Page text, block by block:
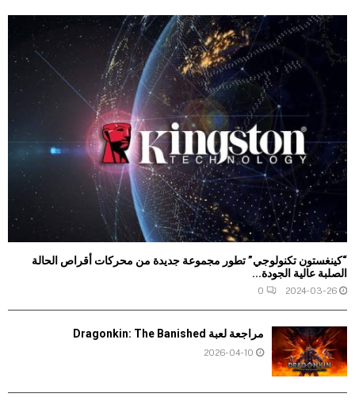
“كينغستون تكنولوجي” تطور مجموعة جديدة من محركات أقراص الحالة
الصلبة عالية الجودة...
2024-03-26
0
مراجعة لعبة Dragonkin: The Banished
2026-04-10